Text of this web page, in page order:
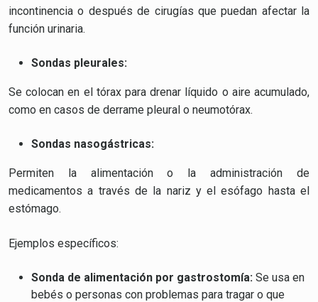
incontinencia o después de cirugías que puedan afectar la
función urinaria.
Sondas pleurales:
Se colocan en el tórax para drenar líquido o aire acumulado,
como en casos de derrame pleural o neumotórax.
Sondas nasogástricas:
Permiten la alimentación o la administración de
medicamentos a través de la nariz y el esófago hasta el
estómago.
Ejemplos específicos:
Sonda de alimentación por gastrostomía: Se usa en
bebés o personas con problemas para tragar o que